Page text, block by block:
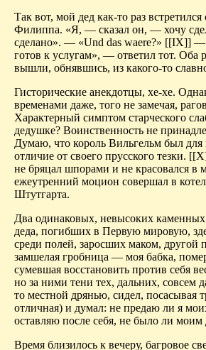
Так вот, мой дед как-то раз
Филиппа. «Я, — сказал он, — хочу
сделано». — «Und das waere?» [[IX]]
готов к услугам», — ответил тот. Оба
вышли, обнявшись, из какого-то
Гисторические анекдотцы, хе-хе.
временами даже, того не замечая,
Характерный симптом старческого
дедушке? Воинственность не
Думаю, что король Вильгельм был
отличие от своего прусского тезки.
не бряцал шпорами и не красовался в
ежеутренний моцион совершал в
Штутгарта.
Два одинаковых, невысоких
деда, погибших в Первую мировую,
среди полей, заросших маком,
замшелая гробница — моя бабка,
сумевшая восстановить против себя
но за ними тени тех, дальних, совсем
то местной дрянью, сидел, посасывая
отличная) и думал: не предаю ли я
оставляю после себя, не было ли
Время близилось к вечеру, багровое